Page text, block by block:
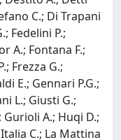
C.; Di Trapani
Fedelini P.;
A.; Fontana F.;
Frezza G.;
E.; Gennari P.G.;
L.; Giusti G.;
A.; Huqi D.;
C.; La Mattina